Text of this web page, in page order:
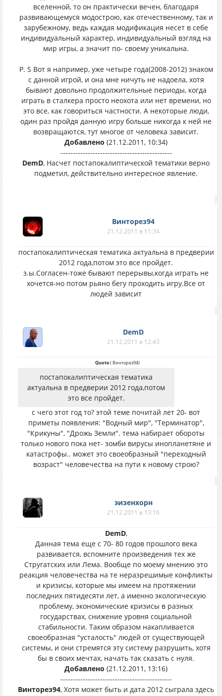
вселенной, то он практически вечен, благодаря
развивающемуся модострою, как отечественному, так и
зарубежному, ведь каждая модификация несет в себе
индивидуальный характер, индивидуальный взгляд на
мир игры, а значит по- своему уникальна.
P. S Вот я например, уже четыре года(2008-2012) знаком
с данной игрой, и она мне ничуть не надоела, хотя
бывают довольно продолжительные периоды, когда
играть в сталкера просто неохота или нет времени, но
это все, как говориться частности. А некоторые люди,
один раз пройдя данную игру больше никогда к ней не
возвращаются, тут многое от человека зависит.
Добавлено (21.12.2011, 10:34)
---------------------------------------------
DemD, Насчет постапокалиптической тематики верно
подметил, действительно интересное явление.
Винторез94
21.12.2011 в 11:34
постапокалиптическая тематика актуальна в предверии
2012 года,потом это все пройдет.
з.ы.Согласен-тоже бывают перерывы,когда играть не
хочется-но потом рьяно бегу проходить игру.Все от
людей зависит
DemD
21.12.2011 в 12:43
Quote(Винторез94)
постапокалиптическая тематика
актуальна в предверии 2012 года,потом
это все пройдет.
с чего этот год то? этой теме почитай лет 20- вот
приметы появления: "Водный мир", "Терминатор",
"Крикуны", "Дрожь Земли". тема набирает обороты
только нового пока нет- зомби вирусы инопланетяне и
катастрофы.. может это своеобразный "переходный
возраст" человечества на пути к новому строю?
эизенхорн
21.12.2011 в 13:16
DemD,
Данная тема еще с 70- 80 годов прошлого века
развивается, вспомните произведения тех же
Стругатских или Лема. Вообще по моему мнению это
реакция человечества на те неразрешимые конфликты
и кризисы, которые мы имеем на протяжении
последних пятидесяти лет, а именно экологическую
проблему, экономические кризисы в разных
государствах, снижение уровня социальной
стабильности. Таким образом накапливается
своеобразная "усталость" людей от существующей
системы, и они стремятся эту систему разрушить, хотя
бы в своих мечтах, начать так сказать с нуля.
Добавлено (21.12.2011, 13:16)
---------------------------------------------
Винторез94, Хотя может быть и дата 2012 сыграла здесь